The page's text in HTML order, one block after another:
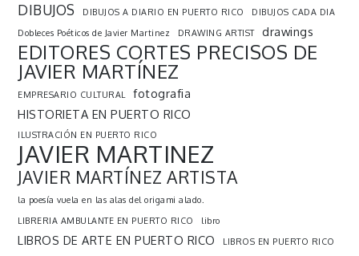
DIBUJOS DIBUJOS A DIARIO EN PUERTO RICO
DIBUJOS CADA DIA
Dobleces Poéticos de Javier Martinez
DRAWING ARTIST drawings
EDITORES CORTES PRECISOS DE
JAVIER MARTÍNEZ
EMPRESARIO CULTURAL
fotografia
HISTORIETA EN PUERTO RICO
ILUSTRACIÓN EN PUERTO RICO
JAVIER MARTINEZ
JAVIER MARTÍNEZ ARTISTA
la poesía vuela en las alas del origami alado.
LIBRERIA AMBULANTE EN PUERTO RICO
libro
LIBROS DE ARTE EN PUERTO RICO
LIBROS EN PUERTO RICO